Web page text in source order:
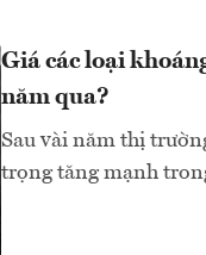
Giá các loại
năm qua?
Sau vài năm thị
trọng tăng mạnh